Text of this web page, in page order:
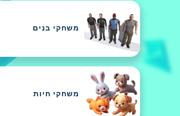
משחקי בנים
משחקי חיות